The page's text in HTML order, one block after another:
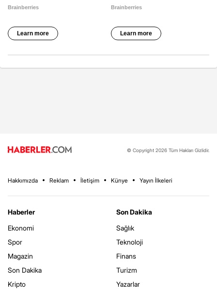
© Copyright 2026 Tüm Hakları Gizlidir.
Hakkımızda Reklam İletişim Künye Yayın İlkeleri
Haberler
Ekonomi
Spor
Magazin
Son Dakika
Kripto
Son Dakika
Sağlık
Teknoloji
Finans
Turizm
Yazarlar